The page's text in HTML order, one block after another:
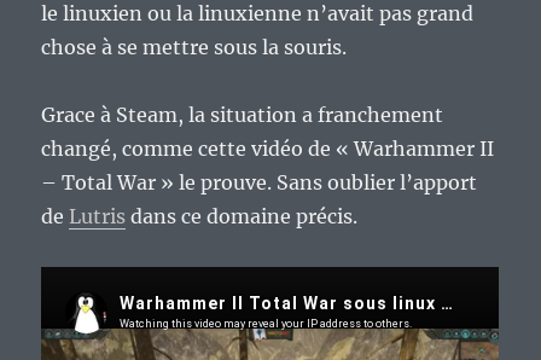
le linuxien ou la linuxienne n’avait pas grand
chose à se mettre sous la souris.
Grace à Steam, la situation a franchement
changé, comme cette vidéo de « Warhammer II
– Total War » le prouve. Sans oublier l’apport
de Lutris dans ce domaine précis.